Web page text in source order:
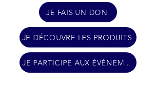
JE FAIS UN DON
JE DÉCOUVRE LES PRODUITS
JE PARTICIPE AUX ÉVÉNEMENTS